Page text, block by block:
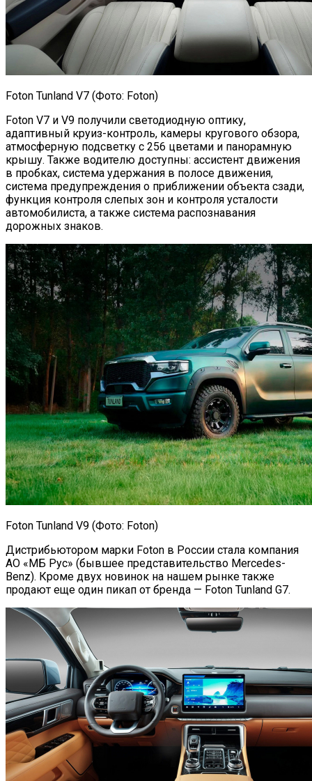
Foton Tunland V7 (Фото: Foton)
Foton V7 и V9 получили светодиодную оптику,
адаптивный круиз-контроль, камеры кругового обзора,
атмосферную подсветку с 256 цветами и панорамную
крышу. Также водителю доступны: ассистент движения
в пробках, система удержания в полосе движения,
система предупреждения о приближении объекта сзади,
функция контроля слепых зон и контроля усталости
автомобилиста, а также система распознавания
дорожных знаков.
Foton Tunland V9 (Фото: Foton)
Дистрибьютором марки Foton в России стала компания
АО «МБ Рус» (бывшее представительство Mercedes-
Benz). Кроме двух новинок на нашем рынке также
продают еще один пикап от бренда — Foton Tunland G7.